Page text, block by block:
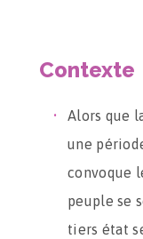
Contexte
Alors que
une
convoque
peuple se
tiers état